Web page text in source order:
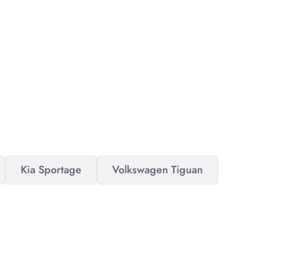
Kia Sportage
Volkswagen Tiguan